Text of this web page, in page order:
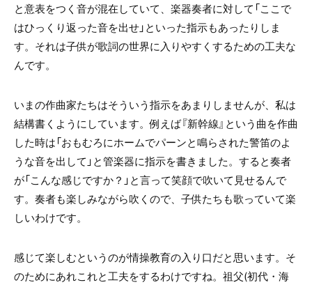
と意表をつく音が混在していて、楽器奏者に対して「ここで
はひっくり返った音を出せ」といった指示もあったりしま
す。それは子供が歌詞の世界に入りやすくするための工夫な
んです。
いまの作曲家たちはそういう指示をあまりしませんが、私は
結構書くようにしています。例えば『新幹線』という曲を作曲
した時は「おもむろにホームでパーンと鳴らされた警笛のよ
うな音を出して」と管楽器に指示を書きました。すると奏者
が「こんな感じですか？」と言って笑顔で吹いて見せるんで
す。奏者も楽しみながら吹くので、子供たちも歌っていて楽
しいわけです。
感じて楽しむというのが情操教育の入り口だと思います。そ
のためにあれこれと工夫をするわけですね。祖父(初代・海